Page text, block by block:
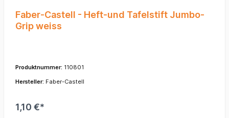
Faber-Castell - Heft-und Tafelstift Jumbo-
Grip weiss
Produktnummer: 110801
Hersteller: Faber-Castell
1,10 €*